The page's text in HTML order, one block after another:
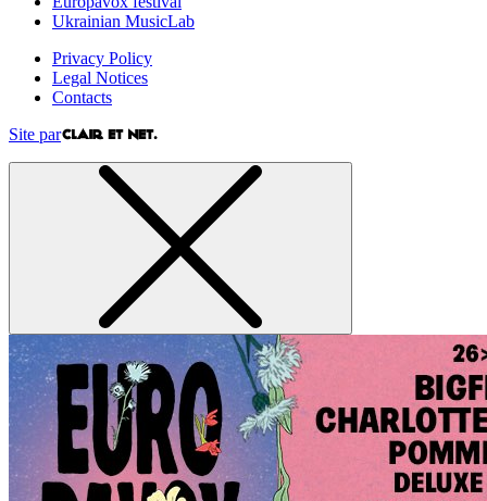
Ukrainian MusicLab
Privacy Policy
Legal Notices
Contacts
Site par